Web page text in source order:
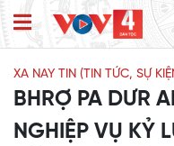
XA NAY TIN (TIN TỨC, SỰ
BHRỢ PA DƯR
NGHIỆP VỤ KỶ